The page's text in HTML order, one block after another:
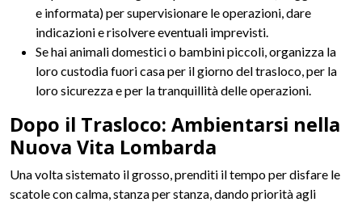
e informata) per supervisionare le operazioni, dare
indicazioni e risolvere eventuali imprevisti.
Se hai animali domestici o bambini piccoli, organizza la
loro custodia fuori casa per il giorno del trasloco, per la
loro sicurezza e per la tranquillità delle operazioni.
Dopo il Trasloco: Ambientarsi nella
Nuova Vita Lombarda
Una volta sistemato il grosso, prenditi il tempo per disfare le
scatole con calma, stanza per stanza, dando priorità agli